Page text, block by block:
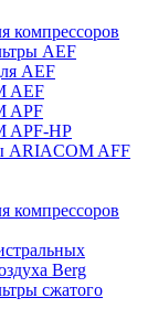
компрессоров
AEF
AEF
AEF
APF
APF-HP
ARIACOM AFF
компрессоров
Berg
сжатого